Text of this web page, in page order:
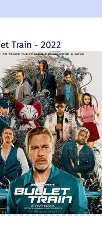
- Trailer 2019
Train - 2022